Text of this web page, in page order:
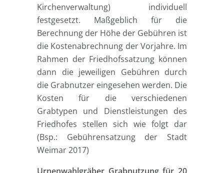
Kirchenverwaltung) individuell
festgesetzt. Maßgeblich für die
Berechnung der Höhe der Gebühren ist
die Kostenabrechnung der Vorjahre. Im
Rahmen der Friedhofssatzung können
dann die jeweiligen Gebühren durch
die Grabnutzer eingesehen werden. Die
Kosten für die verschiedenen
Grabtypen und Dienstleistungen des
Friedhofes stellen sich wie folgt dar
(Bsp.: Gebührensatzung der Stadt
Weimar 2017)